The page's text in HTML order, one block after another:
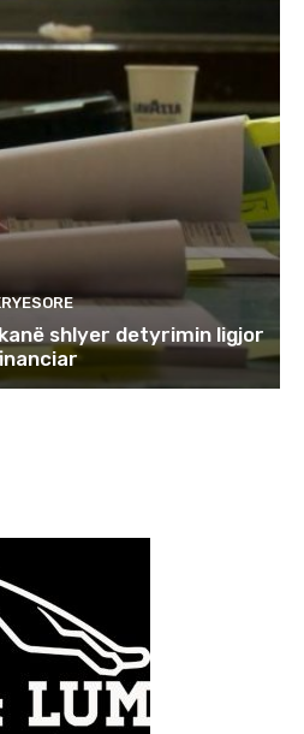
kanë shlyer detyrimin ligjor